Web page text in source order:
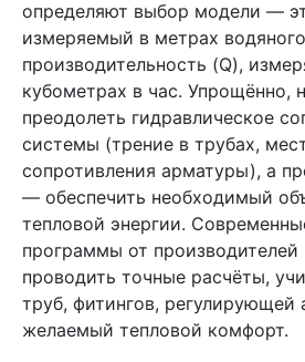
определяют выбор модели —
измеряемый в метрах
производительность (Q),
кубометрах в час. Упрощённо,
преодолеть гидравлическое
системы (трение в трубах,
сопротивления арматуры), а
— обеспечить необходимый
тепловой энергии.
программы от производителей
проводить точные расчёты,
труб, фитингов, регулирующей
желаемый тепловой комфорт.